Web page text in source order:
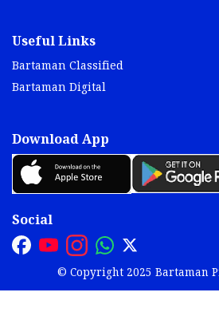
Useful Links
Bartaman Classified
Bartaman Digital
Download App
Social
© Copyright 2025 Bartaman